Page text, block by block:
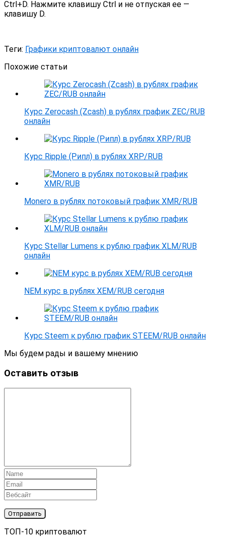
Ctrl+D. Нажмите клавишу Ctrl и не отпуская ее —
клавишу D.
Теги: Графики криптовалют онлайн
Похожие статьи
Курс Zerocash (Zcash) в рублях график ZEC/RUB
онлайн
Курс Ripple (Рипл) в рублях XRP/RUB
Monero в рублях потоковый график XMR/RUB
Курс Stellar Lumens к рублю график XLM/RUB
онлайн
NEM курс в рублях XEM/RUB сегодня
Курс Steem к рублю график STEEM/RUB онлайн
Мы будем рады и вашему мнению
Оставить отзыв
ТОП-10 криптовалют